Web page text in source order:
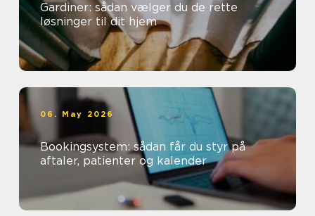
Gardiner: sådan vælger du de rette
løsninger til dit hjem
06. May 2026
Bookingsystem: sådan får du styr på
aftaler, patienter og kalender